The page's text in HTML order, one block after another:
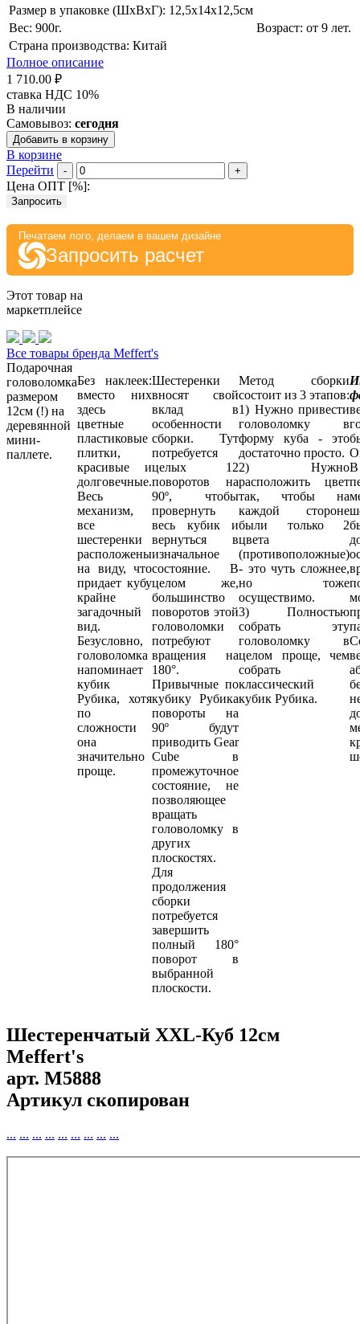
Размер в упаковке (ШхВxГ): 12,5х14х12,5cм
Вес: 900г.
Возраст: от 9 лет.
Страна производства: Китай
Полное описание
1 710.00 ₽
ставка НДС 10%
В наличии
Самовывоз: сегодня
Добавить в корзину
В корзине
Перейти
- +
Цена ОПТ [%]:
Запросить
Печатаем лого, делаем в вашем дизайне
Запросить расчет
Этот товар на
маркетплейсе
Все товары бренда Meffert's
Подарочная
головоломка
размером
12см (!) на
деревянной
мини-
паллете.
Без наклеек:
вместо них
здесь
цветные
пластиковые
плитки,
красивые и
долговечные.
Весь
механизм,
все
шестеренки
расположены
на виду, что
придает кубу
крайне
загадочный
вид.
Безусловно,
головоломка
напоминает
кубик
Рубика, хотя
по
сложности
она
значительно
проще.
Шестеренки
вносят свой
вклад в
особенности
сборки. Тут
потребуется
целых 12
поворотов на
90º, чтобы
провернуть
весь кубик и
вернуться в
изначальное
состояние. В
целом же,
большинство
поворотов этой
головоломки
потребуют
вращения на
180°.
Привычные по
кубику Рубика
повороты на
90º будут
приводить Gear
Cube в
промежуточное
состояние, не
позволяющее
вращать
головоломку в
других
плоскостях.
Для
продолжения
сборки
потребуется
завершить
полный 180°
поворот в
выбранной
плоскости.
Метод сборки
состоит из 3 этапов:
1) Нужно привести
головоломку в
форму куба - это
достаточно просто.
2) Нужно
расположить цвет
так, чтобы на
каждой стороне
были только 2
цвета
(противоположные)
- это чуть сложнее,
но тоже
осуществимо.
3) Полностью
собрать эту
головоломку в
целом проще, чем
собрать
классический
кубик Рубика.
В
Шестеренчатый XXL-Куб 12см
Meffert's
арт. M5888
Артикул скопирован
... ... ... ... ... ... ... ... ...